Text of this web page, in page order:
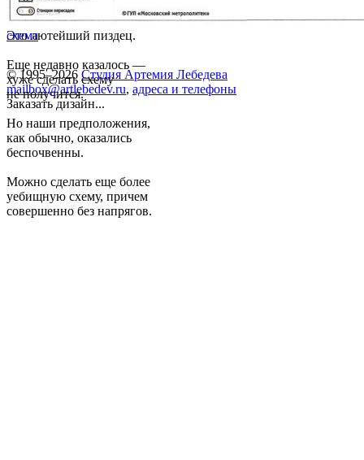
Это лютейший пиздец.
Еще недавно казалось —
хуже сделать схему
не получится.
Но наши предположения,
как обычно, оказались
беспочвенны.
Можно сделать еще более
уебищную схему, причем
совершенно без напрягов.
схема
© 1995–2026 Студия Артемия Лебедева
mailbox@artlebedev.ru, адреса и телефоны
Заказать дизайн...